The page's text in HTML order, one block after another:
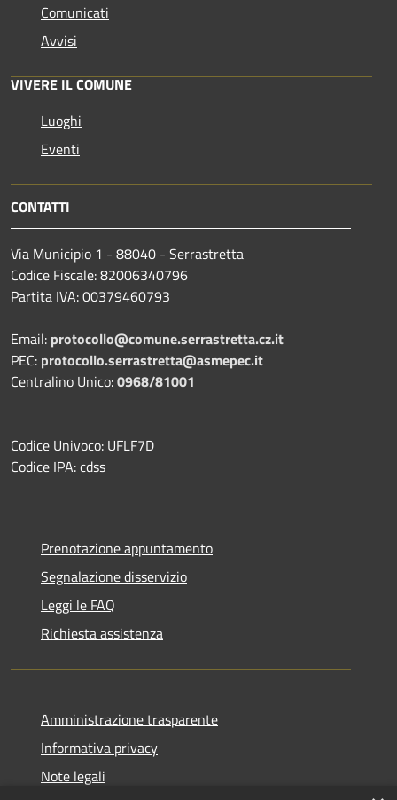
Comunicati
Avvisi
VIVERE IL COMUNE
Luoghi
Eventi
CONTATTI
Via Municipio 1 - 88040 - Serrastretta
Codice Fiscale: 82006340796
Partita IVA: 00379460793
Email: protocollo@comune.serrastretta.cz.it
PEC: protocollo.serrastretta@asmepec.it
Centralino Unico:0968/81001
Codice Univoco: UFLF7D
Codice IPA: cdss
Prenotazione appuntamento
Segnalazione disservizio
Leggi le FAQ
Richiesta assistenza
Amministrazione trasparente
Informativa privacy
Note legali